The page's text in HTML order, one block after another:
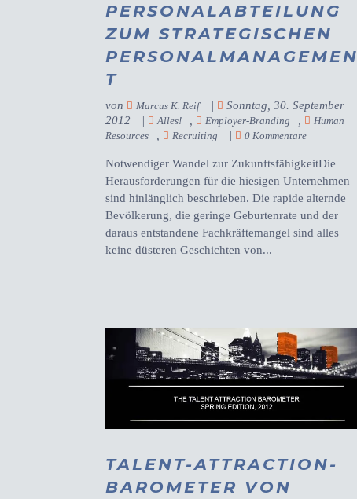
PERSONALABTEILUNG
ZUM STRATEGISCHEN
PERSONALMANAGEMEN
T
von Marcus K. Reif |
Sonntag, 30. September
2012
| Alles! , Employer-Branding ,
Human
Resources
, Recruiting | 0 Kommentare
Notwendiger Wandel zur ZukunftsfähigkeitDie
Herausforderungen für die hiesigen Unternehmen
sind hinlänglich beschrieben. Die rapide alternde
Bevölkerung, die geringe Geburtenrate und der
daraus entstandene Fachkräftemangel sind alles
keine düsteren Geschichten von...
TALENT-ATTRACTION-
BAROMETER VON